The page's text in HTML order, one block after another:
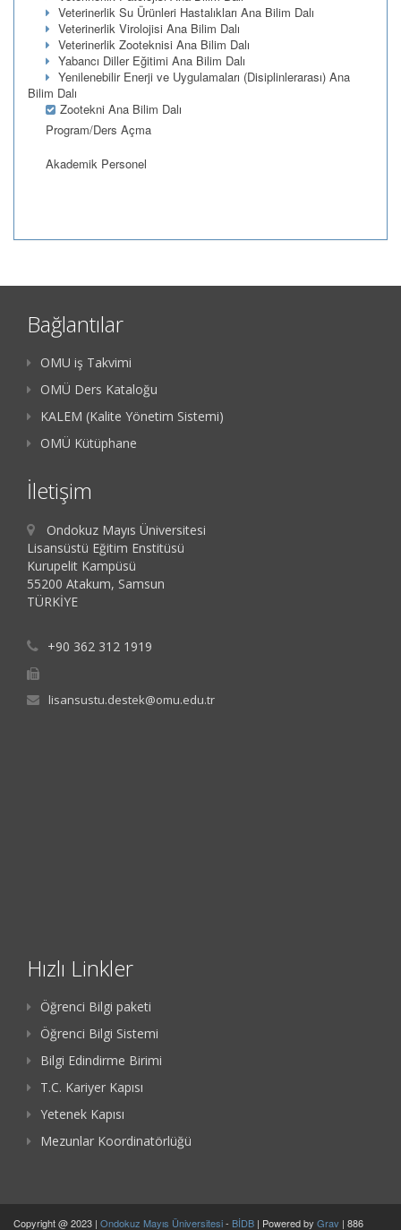
Veterinerlik Su Ürünleri Hastalıkları Ana Bilim Dalı
Veterinerlik Virolojisi Ana Bilim Dalı
Veterinerlik Zooteknisi Ana Bilim Dalı
Yabancı Diller Eğitimi Ana Bilim Dalı
Yenilenebilir Enerji ve Uygulamaları (Disiplinlerarası) Ana
Bilim Dalı
Zootekni Ana Bilim Dalı
Program/Ders Açma
Akademik Personel
Bağlantılar
OMU iş Takvimi
OMÜ Ders Kataloğu
KALEM (Kalite Yönetim Sistemi)
OMÜ Kütüphane
İletişim
Ondokuz Mayıs Üniversitesi
Lisansüstü Eğitim Enstitüsü
Kurupelit Kampüsü
55200 Atakum, Samsun
TÜRKİYE
+90 362 312 1919
lisansustu.destek@omu.edu.tr
Hızlı Linkler
Öğrenci Bilgi paketi
Öğrenci Bilgi Sistemi
Bilgi Edindirme Birimi
T.C. Kariyer Kapısı
Yetenek Kapısı
Mezunlar Koordinatörlüğü
Copyright @ 2023 | Ondokuz Mayıs Üniversitesi- BİDB | Powered by Grav | 886